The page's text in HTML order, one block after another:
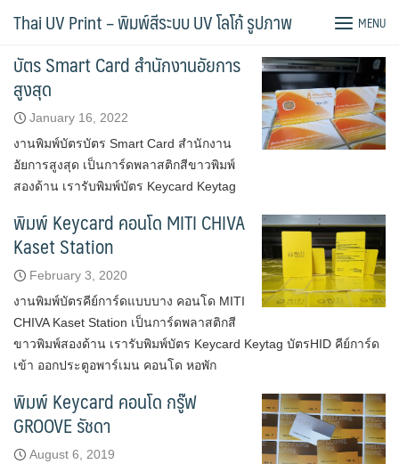
Thai UV Print – พิมพ์สีระบบ UV โลโก้ รูปภาพ MENU
พิมพ์สกรีน นามบัตร
บัตร Smart Card สำนักงานอัยการ
สูงสุด
January 16, 2022
งานพิมพ์บัตรบัตร Smart Card สำนักงาน
อัยการสูงสุด เป็นการ์ดพลาสติกสีขาวพิมพ์
สองด้าน เรารับพิมพ์บัตร Keycard Keytag
พิมพ์ Keycard คอนโด MITI CHIVA
Kaset Station
February 3, 2020
งานพิมพ์บัตรคีย์การ์ดแบบบาง คอนโด MITI
CHIVA Kaset Station เป็นการ์ดพลาสติกสี
ขาวพิมพ์สองด้าน เรารับพิมพ์บัตร Keycard Keytag บัตรHID คีย์การ์ด
เข้า ออกประตูอพาร์เมน คอนโด หอพัก
พิมพ์ Keycard คอนโด กรู๊ฟ
GROOVE รัชดา
August 6, 2019